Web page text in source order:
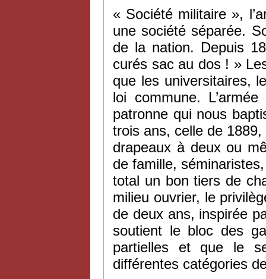
« Société militaire »,
une société séparée.
de la nation. Depuis
curés sac au dos ! »
que les universitaires,
loi commune.
patronne qui nous
trois ans, celle de
drapeaux à deux ou
de famille,
total un bon tiers de
milieu ouvrier, le
de deux ans, inspirée
soutient le bloc des
partielles et que le
différentes catégories